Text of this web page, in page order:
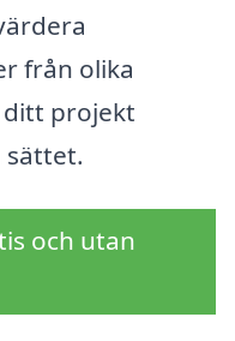
från olika
projekt
sättet.
och utan